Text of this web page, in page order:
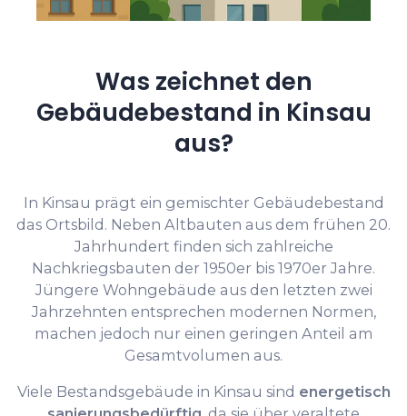
Was zeichnet den
Gebäudebestand in Kinsau
aus?
In Kinsau prägt ein gemischter Gebäudebestand
das Ortsbild. Neben Altbauten aus dem frühen 20.
Jahrhundert finden sich zahlreiche
Nachkriegsbauten der 1950er bis 1970er Jahre.
Jüngere Wohngebäude aus den letzten zwei
Jahrzehnten entsprechen modernen Normen,
machen jedoch nur einen geringen Anteil am
Gesamtvolumen aus.
Viele Bestandsgebäude in Kinsau sind energetisch